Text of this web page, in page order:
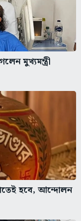
মুখ্যমন্ত্রী
হবে, আন্দোলন